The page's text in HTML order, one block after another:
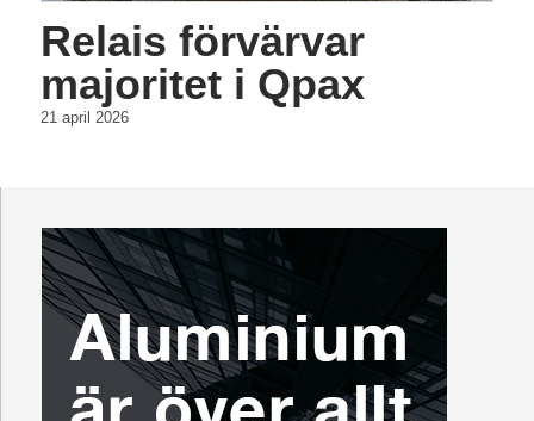
Relais förvärvar
majoritet i Qpax
21 april 2026